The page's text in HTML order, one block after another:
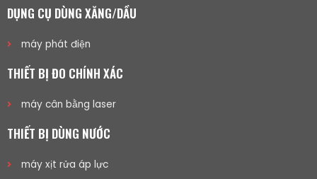
DỤNG CỤ DÙNG XĂNG/DẦU
máy phát điện
THIẾT BỊ ĐO CHÍNH XÁC
máy cân bằng laser
THIẾT BỊ DÙNG NƯỚC
máy xịt rửa áp lực